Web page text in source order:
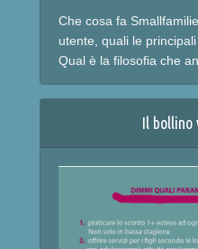
Che cosa fa
utente, quali le
Qual è la filosofia che
Il bollino